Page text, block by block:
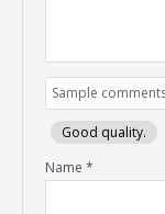
Good quality.
Name*